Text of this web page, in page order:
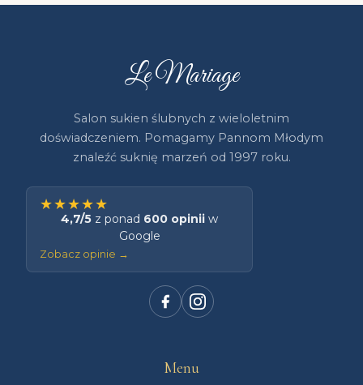
Le Mariage
Salon sukien ślubnych z wieloletnim
doświadczeniem. Pomagamy Pannom Młodym
znaleźć suknię marzeń od 1997 roku.
★★★★★
4,7/5 z ponad 600 opinii w
Google
Zobacz opinie →
Menu